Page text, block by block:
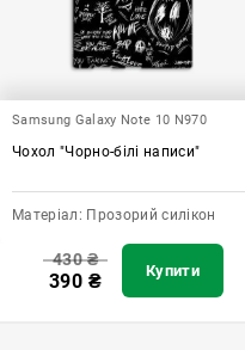
Samsung Galaxy Note 10 N970
Чохол "Чорно-білі написи"
Матеріал: Прозорий силікон
430₴
390 ₴ Купити